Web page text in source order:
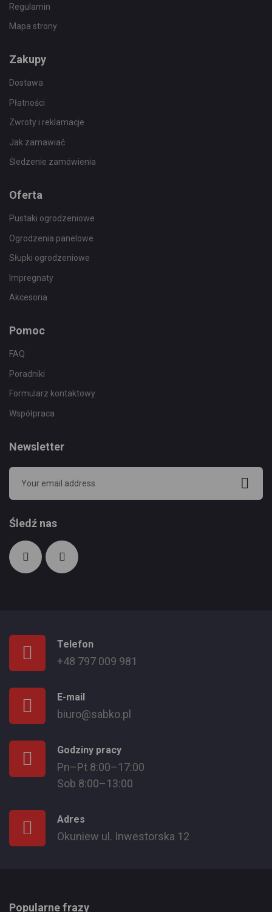
Regulamin
Mapa strony
Zakupy
Dostawa
Płatności
Zwroty i reklamacje
Jak zamawiać
Śledzenie zamówienia
Oferta
Pustaki ogrodzeniowe
Ogrodzenia panelowe
Słupki ogrodzeniowe
Impregnaty
Akcesoria
Pomoc
FAQ
Poradniki
Formularz kontaktowy
Współpraca
Newsletter
Śledź nas
Telefon
+48 797 009 981
E-mail
biuro@sabko.pl
Godziny pracy
Pn–Pt 8:00–17:00
Sob 8:00–13:00
Adres
Okuniew ul. Inwestorska 12
Popularne frazy